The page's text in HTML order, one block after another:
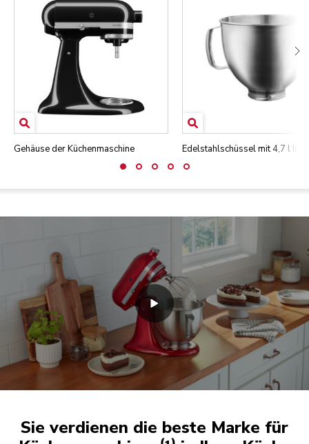
Gehäuse der Küchenmaschine Edelstahlschüssel mit 4,7 l
Sie verdienen die beste Marke für